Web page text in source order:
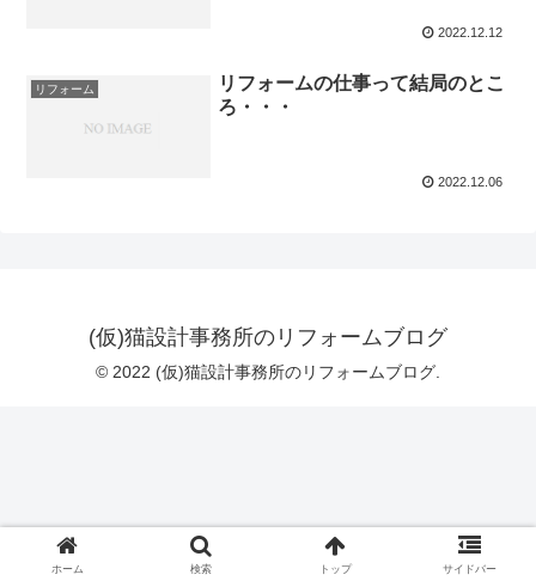
2022.12.12
リフォーム
リフォームの仕事って結局のとこ
ろ・・・
2022.12.06
(仮)猫設計事務所のリフォームブログ
© 2022 (仮)猫設計事務所のリフォームブログ.
ホーム 検索 トップ サイドバー